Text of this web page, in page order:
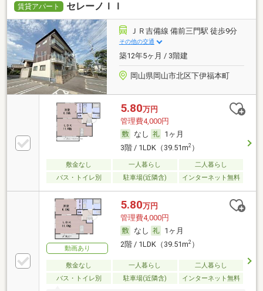
賃貸アパート セレーノＩＩ
ＪＲ吉備線 備前三門駅 徒歩9分
その他の交通
築12年5ヶ月 / 3階建
岡山県岡山市北区下伊福本町
5.80万円
管理費4,000円
なし
1ヶ月
3階 / 1LDK（39.51m2）
敷金なし 一人暮らし
二人暮らし
バス・トイレ別
駐車場(近隣含) インターネット無料
動画あり
5.80万円
管理費4,000円
なし
1ヶ月
2階 / 1LDK（39.51m2）
敷金なし 一人暮らし
二人暮らし
バス・トイレ別
駐車場(近隣含) インターネット無料